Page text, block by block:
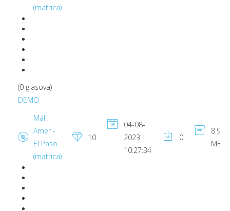
(matrica)
(0 glasova)
DEMO
Mali
Amer -
El Paso
(matrica)
10
04-08-
2023
10:27:34
0
8.91
MB